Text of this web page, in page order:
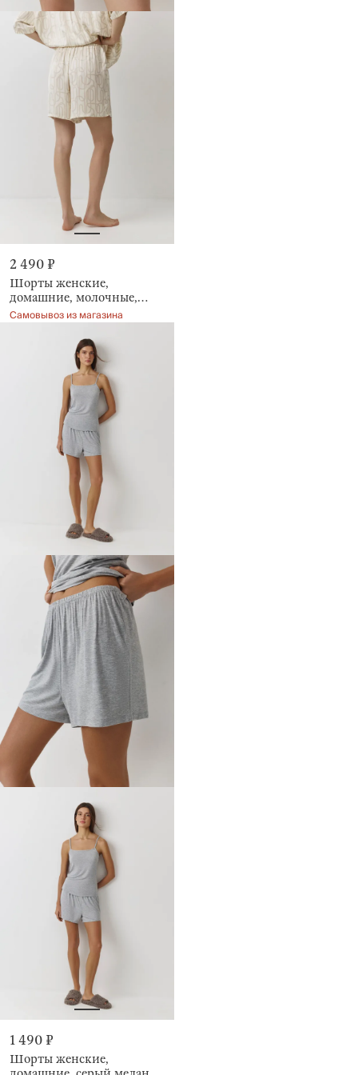
2 490 ₽
Шорты женские,
домашние, молочные,
Moisia
Самовывоз из магазина
1 490 ₽
Шорты женские,